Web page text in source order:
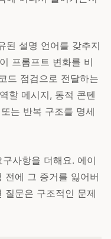
된 설명 언어를 갖추지
프롬프트 변화를 비
드 점검으로 전달하는
할 메시지, 동적 콘텐
는 반복 구조를 명세
사항을 더해요. 에이
전에 그 증거를 잃어버
질문은 구조적인 문제